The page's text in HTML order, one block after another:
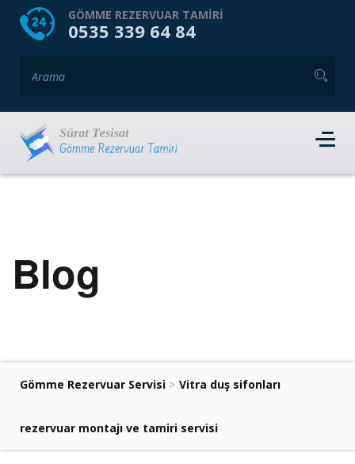
HOME HAKKIMIZDA
GÖMME REZERVUAR TAMIRI
0535 339 64 84
Blog
Gömme Rezervuar Servisi > Vitra duş sifonları
rezervuar montajı ve tamiri servisi